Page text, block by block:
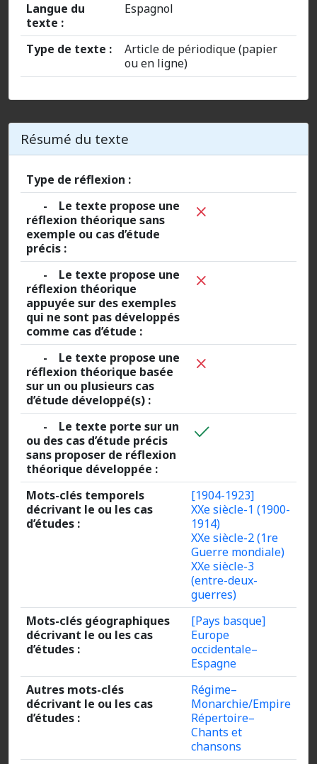
Langue du
texte :
Espagnol
Type de texte :
Article de périodique (papier
ou en ligne)
Résumé du texte
Type de réflexion :
- Le texte propose une
réflexion théorique sans
exemple ou cas d’étude
précis :
- Le texte propose une
réflexion théorique
appuyée sur des exemples
qui ne sont pas développés
comme cas d’étude :
- Le texte propose une
réflexion théorique basée
sur un ou plusieurs cas
d’étude développé(s) :
- Le texte porte sur un
ou des cas d’étude précis
sans proposer de réflexion
théorique développée :
Mots-clés temporels
décrivant le ou les cas
d’études :
[1904-1923]
XXe siècle-1 (1900-
1914)
XXe siècle-2 (1re
Guerre mondiale)
XXe siècle-3
(entre-deux-
guerres)
Mots-clés géographiques
décrivant le ou les cas
d’études :
[Pays basque]
Europe
occidentale–
Espagne
Autres mots-clés
décrivant le ou les cas
d’études :
Régime–
Monarchie/Empire
Répertoire–
Chants et
chansons